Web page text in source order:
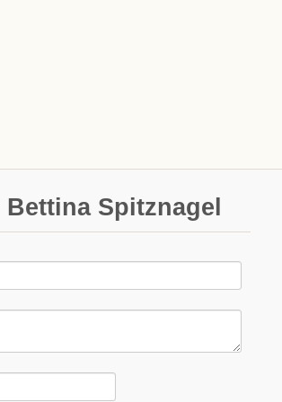
Bettina Spitznagel